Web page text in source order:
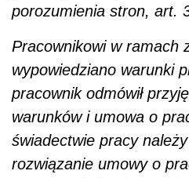
porozumienia stron, art.
Pracownikowi w ramach
wypowiedziano warunki
pracownik odmówił
warunków i umowa o
świadectwie pracy
rozwiązanie umowy o